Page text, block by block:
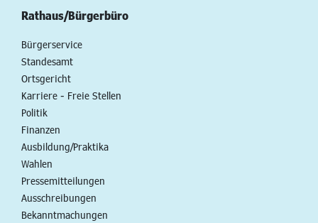
Rathaus/Bürgerbüro
Bürgerservice
Standesamt
Ortsgericht
Karriere - Freie Stellen
Politik
Finanzen
Ausbildung/Praktika
Wahlen
Pressemitteilungen
Ausschreibungen
Bekanntmachungen